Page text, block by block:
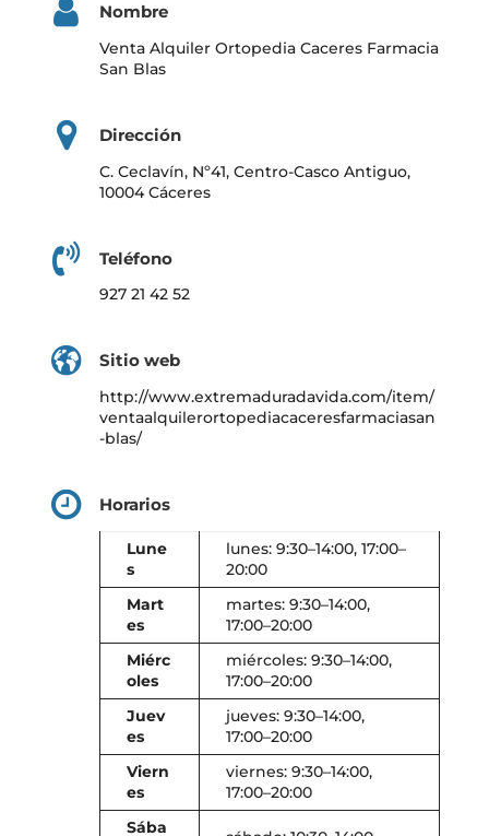
Nombre
Venta Alquiler Ortopedia Caceres Farmacia
San Blas
Dirección
C. Ceclavín, Nº41, Centro-Casco Antiguo,
10004 Cáceres
Teléfono
927 21 42 52
Sitio web
http://www.extremaduradavida.com/item/
ventaalquilerortopediacaceresfarmaciasan
-blas/
Horarios
Lune
s
lunes: 9:30–14:00, 17:00–
20:00
Mart
es
martes: 9:30–14:00,
17:00–20:00
Miérc
oles
miércoles: 9:30–14:00,
17:00–20:00
Juev
es
jueves: 9:30–14:00,
17:00–20:00
Viern
es
viernes: 9:30–14:00,
17:00–20:00
Sába